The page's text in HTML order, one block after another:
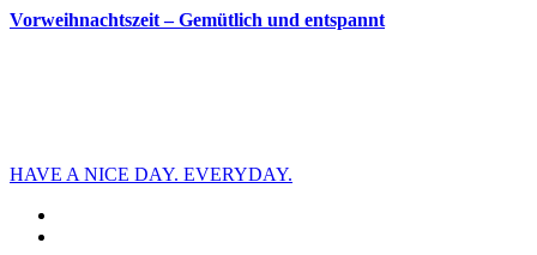
Vorweihnachtszeit – Gemütlich und entspannt
HAVE A NICE DAY. EVERYDAY.